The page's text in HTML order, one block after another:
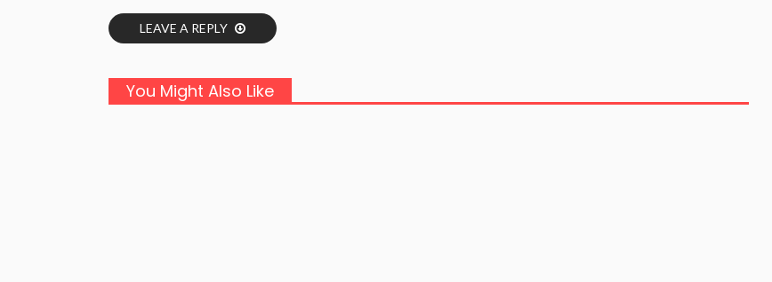
LEAVE A REPLY
You Might Also Like